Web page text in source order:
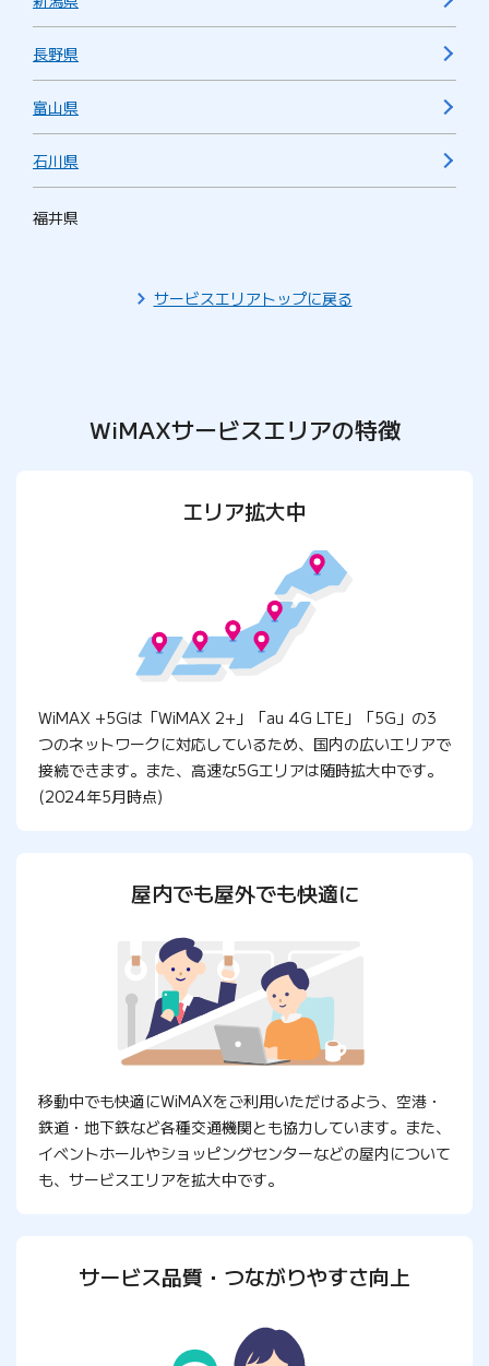
長野県
富山県
石川県
福井県
サービスエリアトップに戻る
WiMAXサービスエリアの特徴
エリア拡大中
WiMAX +5Gは「WiMAX 2+」「au 4G LTE」「5G」の3
つのネットワークに対応しているため、国内の広いエリアで
接続できます。また、高速な5Gエリアは随時拡大中です。
(2024年5月時点)
屋内でも屋外でも快適に
移動中でも快適にWiMAXをご利用いただけるよう、空港・
鉄道・地下鉄など各種交通機関とも協力しています。また、
イベントホールやショッピングセンターなどの屋内について
も、サービスエリアを拡大中です。
サービス品質・つながりやすさ向上